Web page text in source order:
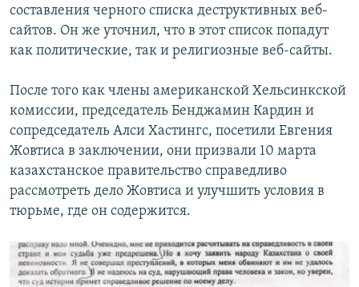
составления черного списка деструктивных веб-
сайтов. Он же уточнил, что в этот список попадут
как политические, так и религиозные веб-сайты.
После того как члены американской Хельсинкской
комиссии, председатель Бенджамин Кардин и
сопредседатель Алси Хастингс, посетили Евгения
Жовтиса в заключении, они призвали 10 марта
казахстанское правительство справедливо
рассмотреть дело Жовтиса и улучшить условия в
тюрьме, где он содержится.